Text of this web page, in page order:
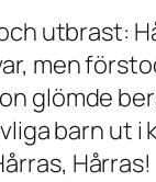
utbrast:
men
glömde
barn ut
Hårras!